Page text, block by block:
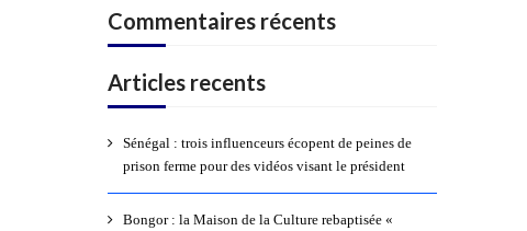
Commentaires récents
Articles recents
Sénégal : trois influenceurs écopent de peines de
prison ferme pour des vidéos visant le président
Bongor : la Maison de la Culture rebaptisée «